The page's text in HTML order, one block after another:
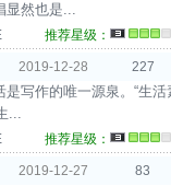
显然也是...
推荐星级：
2019-12-28 227
写作的唯一源泉。“生活
...
推荐星级：
2019-12-27 83